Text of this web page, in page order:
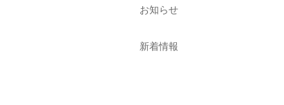
お知らせ
新着情報